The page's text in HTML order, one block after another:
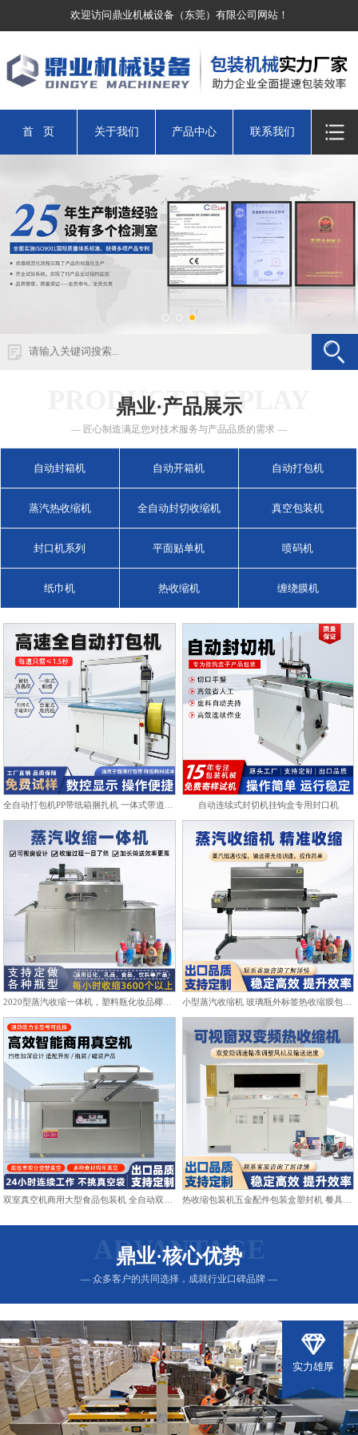
欢迎访问鼎业机械设备（东莞）有限公司网站！
首 页 关于我们 产品中心 联系我们
PRODUCT DISPLAY
鼎业·产品展示
— 匠心制造满足您对技术服务与产品品质的需求 —
自动封箱机 自动开箱机 自动打包机
蒸汽热收缩机 全自动封切收缩机 真空包装机
封口机系列 平面贴单机 喷码机
纸巾机 热收缩机 缠绕膜机
自动连续式封切机挂钩盒专用封口机
ADVANTAGE
鼎业·核心优势
— 众多客户的共同选择，成就行业口碑品牌 —
实力雄厚